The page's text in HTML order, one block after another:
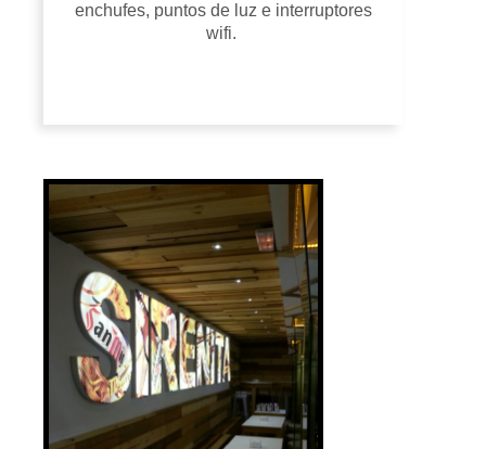
enchufes, puntos de luz e interruptores
wifi.